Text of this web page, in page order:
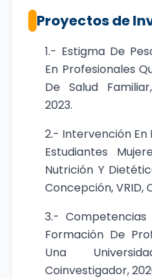
Proyectos de
1.- Estigma De
En Profesionales
De Salud
2023.
2.- Intervención En
Estudiantes
Nutrición Y
Concepción, VRID,
3.- Competencias
Formación De
Una
Coinvestigador,